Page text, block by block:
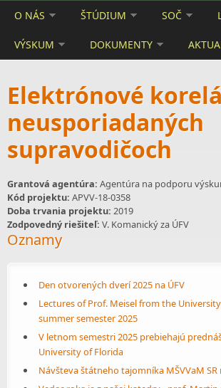
O NÁS ŠTÚDIUM SOČ
VÝSKUM DOKUMENTY
Elektrónové
neusporiadaných
supravodičoch
Grantová agentúra: Agentúra na podporu
Kód projektu: APVV-18-0358
Doba trvania projektu: 2019
Zodpovedný riešiteľ: V. Komanický za ÚFV
Oznamy
Den otvorených dverí 2025 na ÚFV
Lectures of Prof. Meisel from the
summer semester 2025
V letnom semestri 2025 prebiehajú
University of Florida
Návšteva štátneho tajomníka MŠVVaM SR